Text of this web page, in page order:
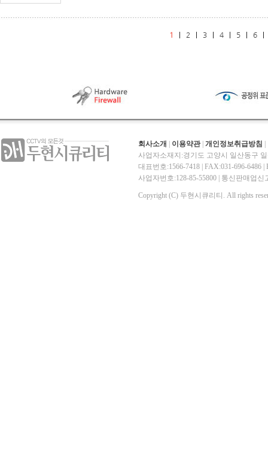
1 | 2 | 3 | 4 | 5 | 6
회사소개 이용약관| 개인정보취급방침
사업자소재지:경기도 고양시 일산동구
대표번호:1566-7418 | FAX:031-696-6486 |
사업자번호:128-85-55800 | 통신판매업
Copyright (C) 두현시큐리티. All rights